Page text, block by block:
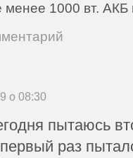
1000 вт. АКБ
о 08:30
пытаюсь
раз